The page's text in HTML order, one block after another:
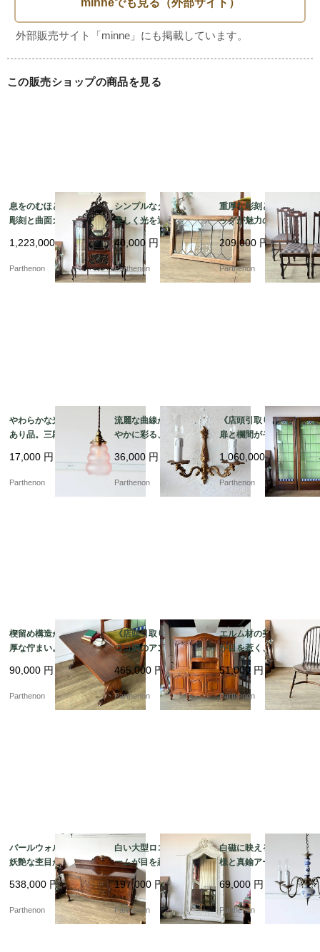
スリムな縦型のフォルムは、壁に立てかけてディスプレイす
るだけで空間のアクセントになります。またパーテーション
の一部として組み込んだり、窓辺の目隠しとして設置したり
と、アイデア次第で幅広くご活用いただけます。
この販売ショップの商品を見る
息をのむほどの繊細な
彫刻と曲面ガラスが美
しいマホガニー製シフ
ォニア。華やかな存在
感を放つミラー付きキ
ャビネット【k182】
1,223,000円
Parthenon
シンプルなダイヤ柄が
美しく光を通すステン
ドグラス。施工や飾り
に便利な木製フレーム
付き。【51625-1】
40,000 円
Parthenon
重厚な彫刻とボビンレ
ッグが魅力のオーク製
ダイニングチェア4脚セ
ット。張り替え済みで
快適な座り心地。【c3
25】
209,000 円
Parthenon
やわらかな光を灯す訳
あり品。三段フォルム
が愛らしいピンクガラ
スのペンダントライト
17,000 円
Parthenon
流麗な曲線が壁面を華
やかに彩る、金色の装
飾が優雅に映える2灯式
ウォールランプ【222
36,000 円
Parthenon
《店頭引取り限定》3枚
扉と欄間がそろう希少
な建具。花文様のステ
ンドグラスを彩る大型
ドアセット【03433】
1,060,000円
Parthenon
楔留め構造が映える重
厚な佇まい。力強いオ
ークの木目を楽しむコ
ーヒーテーブル【t32
0】
90,000 円
Parthenon
《店頭引取り限定》ロ
ココ調のアンティーク
風大型キャビネット。
空間を圧倒的な気品で
彩るガラス扉付きのカ
ップボード。【k207】
465,000 円
Parthenon
エルム材の美しい木目
が目を惹く、温かみあ
る空間を演出するヴィ
ンテージ調の木製ウィ
ンザーチェア【c349】
51,000 円
Parthenon
バールウォルナットの
妖艶な杢目が目を惹
く、空間を優雅に彩る
チッペンデール様式の
サイドボード【ds43-
538,000 円
Parthenon
白い大型ロココ調フレ
ームが目を惹く、空間
を優雅に彩るアンティ
ーク調の大型スタンド
ミラー【fo244】
197,000 円
Parthenon
白磁に映える青い花模
様と真鍮アームのコン
トラスト。爽やかな気
品を漂わせる陶器製5灯
式シャンデリア【sy47
6】
69,000 円
Parthenon